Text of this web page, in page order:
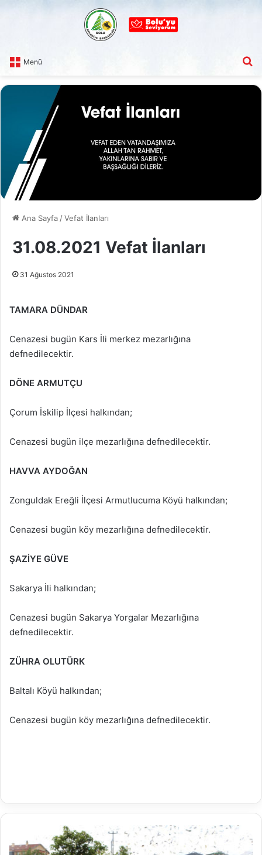
Menü
Ana Sayfa /Vefat İlanları
31.08.2021 Vefat İlanları
31 Ağustos 2021
TAMARA DÜNDAR
Cenazesi bugün Kars İli merkez mezarlığına
defnedilecektir.
DÖNE ARMUTÇU
Çorum İskilip İlçesi halkından;
Cenazesi bugün ilçe mezarlığına defnedilecektir.
HAVVA AYDOĞAN
Zonguldak Ereğli İlçesi Armutlucuma Köyü halkından;
Cenazesi bugün köy mezarlığına defnedilecektir.
ŞAZİYE GÜVE
Sakarya İli halkından;
Cenazesi bugün Sakarya Yorgalar Mezarlığına
defnedilecektir.
ZÜHRA OLUTÜRK
Baltalı Köyü halkından;
Cenazesi bugün köy mezarlığına defnedilecektir.
Sam